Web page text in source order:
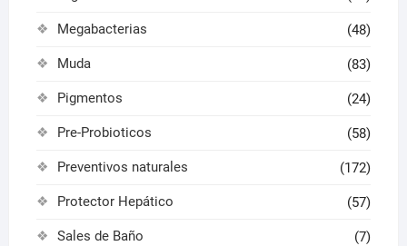
Megabacterias (48)
Muda (83)
Pigmentos (24)
Pre-Probioticos (58)
Preventivos naturales (172)
Protector Hepático (57)
Sales de Baño (7)